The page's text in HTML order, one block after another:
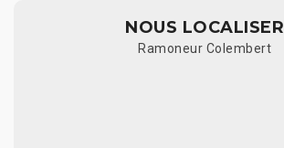
NOUS LOCALISER
Ramoneur Colembert